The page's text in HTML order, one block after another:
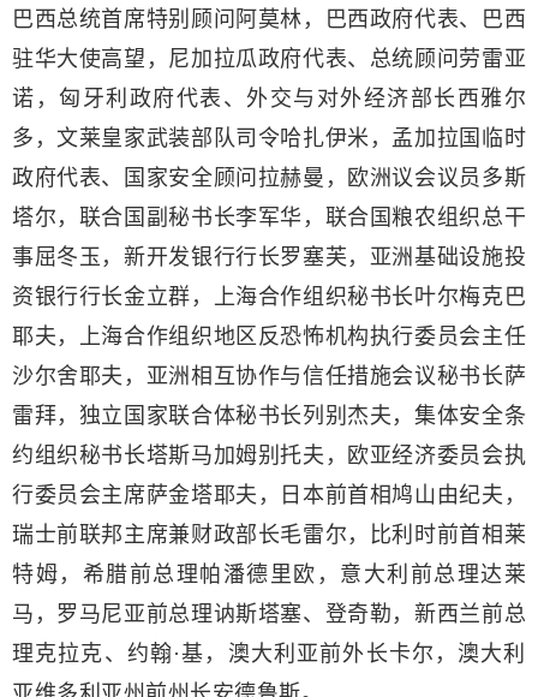
巴西总统首席特别顾问阿莫林，巴西政府代表、巴西
驻华大使高望，尼加拉瓜政府代表、总统顾问劳雷亚
诺，匈牙利政府代表、外交与对外经济部长西雅尔
多，文莱皇家武装部队司令哈扎伊米，孟加拉国临时
政府代表、国家安全顾问拉赫曼，欧洲议会议员多斯
塔尔，联合国副秘书长李军华，联合国粮农组织总干
事屈冬玉，新开发银行行长罗塞芙，亚洲基础设施投
资银行行长金立群，上海合作组织秘书长叶尔梅克巴
耶夫，上海合作组织地区反恐怖机构执行委员会主任
沙尔舍耶夫，亚洲相互协作与信任措施会议秘书长萨
雷拜，独立国家联合体秘书长列别杰夫，集体安全条
约组织秘书长塔斯马加姆别托夫，欧亚经济委员会执
行委员会主席萨金塔耶夫，日本前首相鸠山由纪夫，
瑞士前联邦主席兼财政部长毛雷尔，比利时前首相莱
特姆，希腊前总理帕潘德里欧，意大利前总理达莱
马，罗马尼亚前总理讷斯塔塞、登奇勒，新西兰前总
理克拉克、约翰·基，澳大利亚前外长卡尔，澳大利